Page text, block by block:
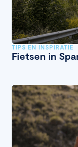
TIPS EN INSPIRATIE
Fietsen in